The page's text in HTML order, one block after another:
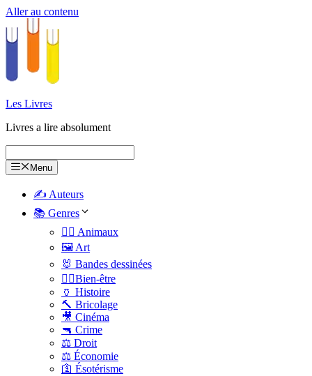
Aller au contenu
Les Livres
Livres a lire absolument
Menu
✍️ Auteurs
📚 Genres
🐕‍🦺 Animaux
🖼️ Art
🐰 Bandes dessinées
🧑‍⚕️Bien-être
🏺 Histoire
🔨 Bricolage
🎥 Cinéma
🔫 Crime
⚖️ Droit
⚖️ Économie
🛐 Ésotérisme